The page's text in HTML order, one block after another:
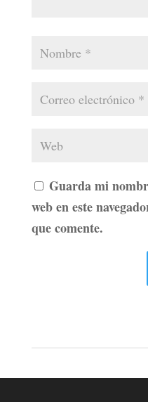
Guarda mi
web en este
que comente.